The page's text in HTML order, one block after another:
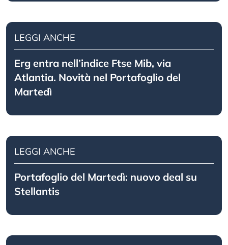
LEGGI ANCHE
Erg entra nell’indice Ftse Mib, via
Atlantia. Novità nel Portafoglio del
Martedì
LEGGI ANCHE
Portafoglio del Martedì: nuovo deal su
Stellantis